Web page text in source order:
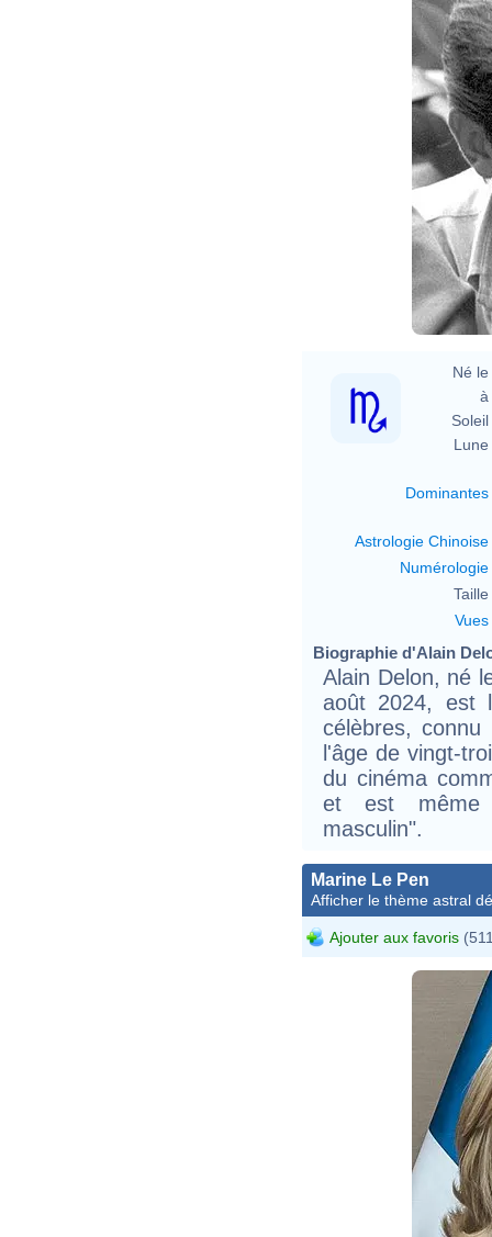
Né le
à
Soleil
Lune
Dominantes
Astrologie Chinoise
Numérologie
Taille
Vues
Biographie d'Alain
Alain Delon, né
août 2024, est
célèbres,
l'âge de vingt-
du cinéma
et est même
masculin".
Marine Le Pen
Afficher le thème astral
Ajouter aux favoris